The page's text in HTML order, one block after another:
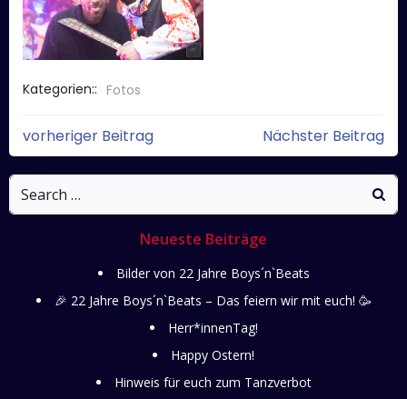
Kategorien:: Fotos
Post
navigation
vorheriger Beitrag
PostNächster Beitrag
Search
for:
Neueste Beiträge
Bilder von 22 Jahre Boys´n`Beats
🎉 22 Jahre Boys´n`Beats – Das feiern wir mit euch! 🥳
Herr*innenTag!
Happy Ostern!
Hinweis für euch zum Tanzverbot